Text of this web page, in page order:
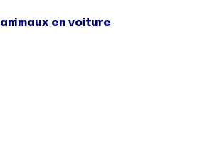
en voiture